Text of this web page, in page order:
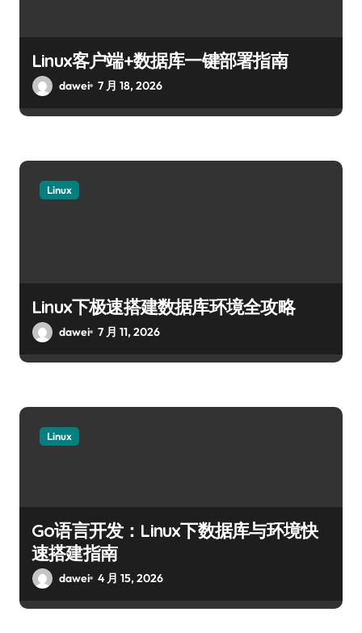
Linux客户端+数据库一键部署指南
dawei 7 月 18, 2026
Linux
Linux下极速搭建数据库环境全攻略
dawei 7 月 11, 2026
Linux
Go语言开发：Linux下数据库与环境快
速搭建指南
dawei 4 月 15, 2026